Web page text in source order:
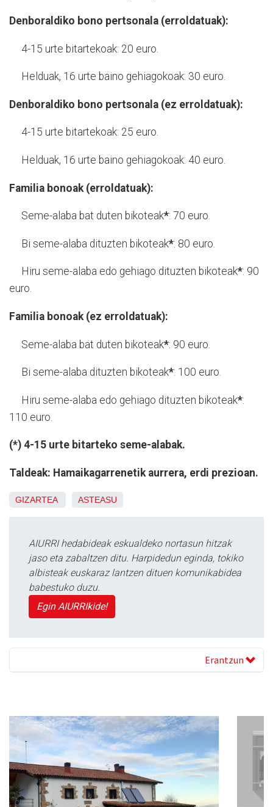
Denboraldiko bono pertsonala (erroldatuak):
4-15 urte bitartekoak: 20 euro.
Helduak, 16 urte baino gehiagokoak: 30 euro.
Denboraldiko bono pertsonala (ez erroldatuak):
4-15 urte bitartekoak: 25 euro.
Helduak, 16 urte baino gehiagokoak: 40 euro.
Familia bonoak (erroldatuak):
Seme-alaba bat duten bikoteak*: 70 euro.
Bi seme-alaba dituzten bikoteak*: 80 euro.
Hiru seme-alaba edo gehiago dituzten bikoteak*: 90
euro.
Familia bonoak (ez erroldatuak):
Seme-alaba bat duten bikoteak*: 90 euro.
Bi seme-alaba dituzten bikoteak*: 100 euro.
Hiru seme-alaba edo gehiago dituzten bikoteak*:
110 euro.
(*) 4-15 urte bitarteko seme-alabak.
Taldeak: Hamaikagarrenetik aurrera, erdi prezioan.
GIZARTEA ASTEASU
AIURRI hedabideak eskualdeko nortasun hitzak
jaso eta zabaltzen ditu. Harpidedun eginda, tokiko
albisteak euskaraz lantzen dituen komunikabidea
babestuko duzu.
Egin AIURRIkide!
Erantzun